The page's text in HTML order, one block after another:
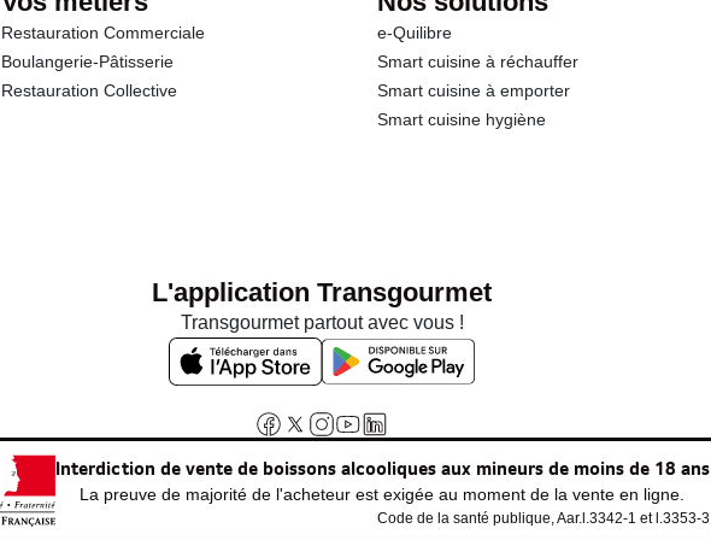
Restauration Commerciale
Boulangerie-Pâtisserie
Restauration Collective
e-Quilibre
Smart cuisine à réchauffer
Smart cuisine à emporter
Smart cuisine hygiène
L'application Transgourmet
Transgourmet partout avec vous !
Interdiction de vente de boissons alcooliques aux mineurs de moins de 18 ans
La preuve de majorité de l'acheteur est exigée au moment de la vente en ligne.
Code de la santé publique, Aar.l.3342-1 et l.3353-3